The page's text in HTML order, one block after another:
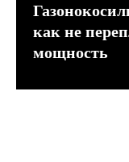
как не
мощность